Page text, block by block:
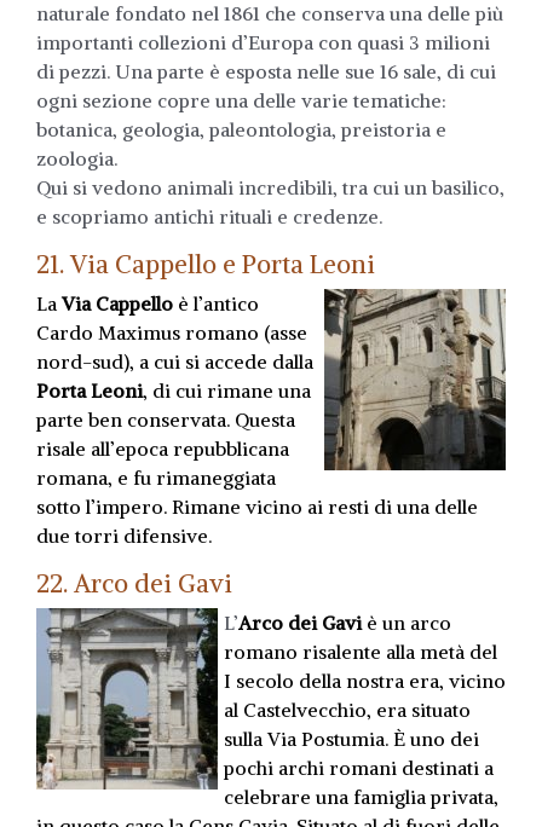
naturale fondato nel 1861 che conserva una delle più
importanti collezioni d’Europa con quasi 3 milioni
di pezzi. Una parte è esposta nelle sue 16 sale, di cui
ogni sezione copre una delle varie tematiche:
botanica, geologia, paleontologia, preistoria e
zoologia.
Qui si vedono animali incredibili, tra cui un basilico,
e scopriamo antichi rituali e credenze.
21. Via Cappello e Porta Leoni
La Via Cappello è l’antico
Cardo Maximus romano (asse
nord-sud), a cui si accede dalla
Porta Leoni, di cui rimane una
parte ben conservata. Questa
risale all’epoca repubblicana
romana, e fu rimaneggiata
sotto l’impero. Rimane vicino ai resti di una delle
due torri difensive.
22. Arco dei Gavi
L’Arco dei Gaviè un arco
romano risalente alla metà del
I secolo della nostra era, vicino
al Castelvecchio, era situato
sulla Via Postumia. È uno dei
pochi archi romani destinati a
celebrare una famiglia privata,